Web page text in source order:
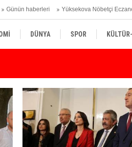
Günün haberleri Yüksekova Nöbetçi
DÜNYA SPOR